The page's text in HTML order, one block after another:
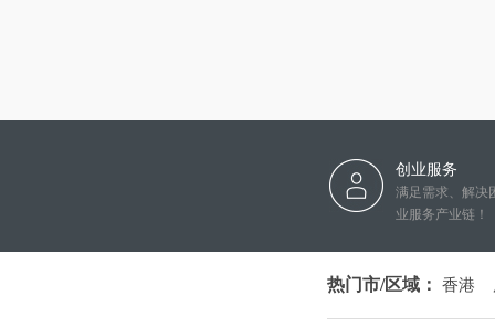
创业服务
满足需求、解决
业服务产业链！
热门市/区域： 香港